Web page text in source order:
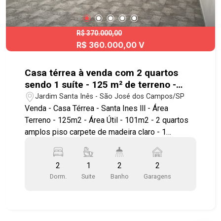
R$ 370.000,00
R$ 360.000,00 V
Casa térrea à venda com 2 quartos
sendo 1 suíte - 125 m² de terreno -
Santa Inês III - SJC
Jardim Santa Inês - São José dos Campos/SP
Venda - Casa Térrea - Santa Ines lll - Área
Terreno - 125m2 - Área Útil - 101m2 - 2 quartos
amplos piso carpete de madeira claro - 1
vidro - 2 vagas de garagem cobertas Imóvel
possuí: - Sala ampla e integrada com piso
carpete de madeira e integrada com a cozinha -
2
Dorm.
1
Suite
2
Banho
2
Garagens